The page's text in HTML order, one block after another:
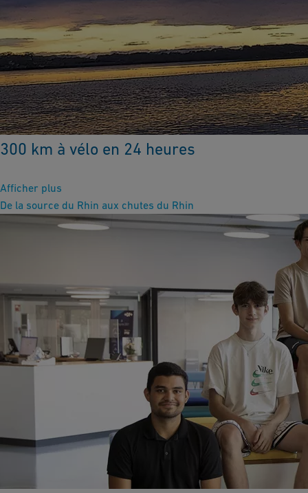
300 km à vélo en 24 heures
Afficher plus
De la source du Rhin aux chutes du Rhin